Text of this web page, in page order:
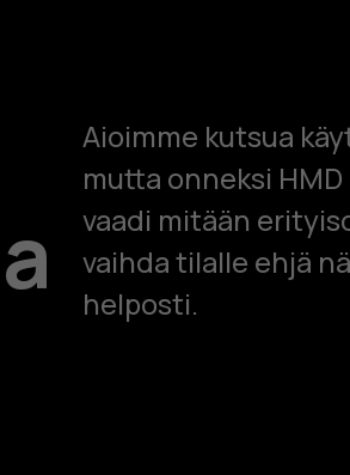
Aioimme kutsua
mutta onneksi
vaadi mitään
vaihda tilalle ehjä
helposti.